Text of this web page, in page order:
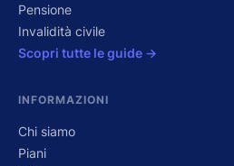
Pensione
Invalidità civile
Scopri tutte le guide →
INFORMAZIONI
Chi siamo
Piani